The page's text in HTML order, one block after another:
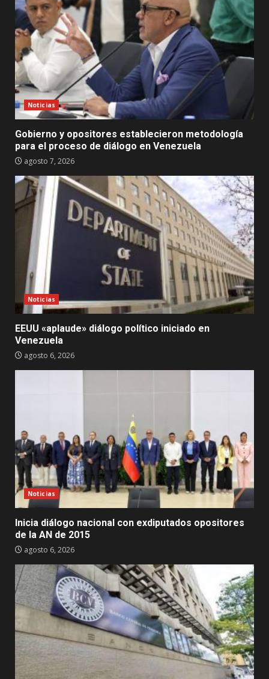
Noticias
Gobierno y opositores establecieron metodología
para el proceso de diálogo en Venezuela
agosto 7, 2026
Noticias
EEUU «aplaude» diálogo político iniciado en
Venezuela
agosto 6, 2026
Noticias
Inicia diálogo nacional con exdiputados opositores
de la AN de 2015
agosto 6, 2026